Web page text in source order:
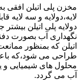
مخزن پلی اتیلن افقی
لایه،دولایه و سه لایه
دولایه پلی اتیلن
نگهداری آب بصورت
اتیلن که بمنظور
طراحی می شود،که
محلول های شیمیایی و
آب می گردد.